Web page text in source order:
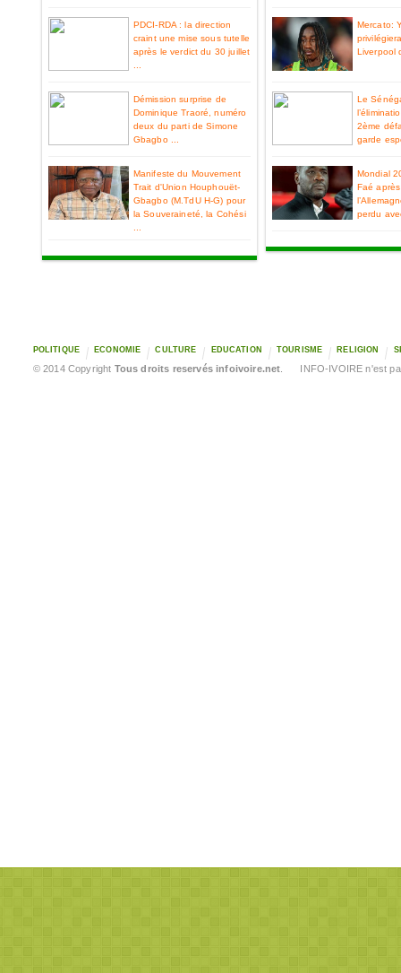
PDCI-RDA : la direction
craint une mise sous tutelle
après le verdict du 30 juillet
Démission surprise de
Dominique Traoré, numéro
deux du parti de Simone
Gbagbo ...
Manifeste du Mouvement
Trait d'Union Houphouët-
Gbagbo (M.TdU H-G) pour
la Souveraineté, la Cohési
Mercato:
Liverpool
Le
2ème
garde
Mondial
Faé
perdu
POLITIQUE ECONOMIE CULTURE EDUCATION TOURISME RELIGION
© 2014 Copyright Tous droits reservés infoivoire.net . INFO-IVOIRE n'est